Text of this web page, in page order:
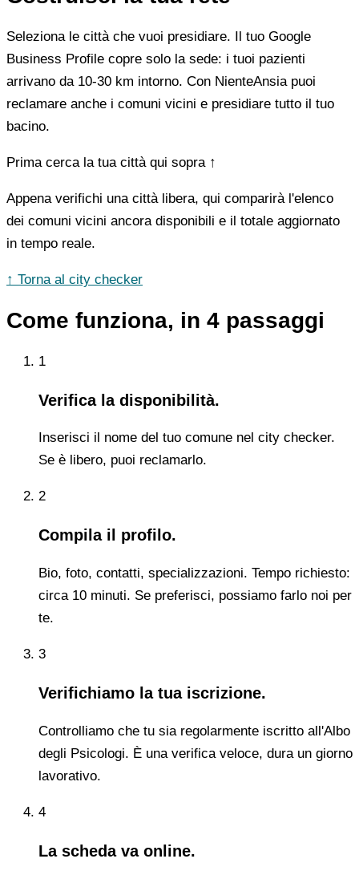
Seleziona le città che vuoi presidiare. Il tuo Google
Business Profile copre solo la sede: i tuoi pazienti
arrivano da 10-30 km intorno. Con NienteAnsia puoi
reclamare anche i comuni vicini e presidiare tutto il tuo
bacino.
Prima cerca la tua città qui sopra ↑
Appena verifichi una città libera, qui comparirà l'elenco
dei comuni vicini ancora disponibili e il totale aggiornato
in tempo reale.
↑ Torna al city checker
Come funziona, in 4 passaggi
1
Verifica la disponibilità.
Inserisci il nome del tuo comune nel city checker.
Se è libero, puoi reclamarlo.
2
Compila il profilo.
Bio, foto, contatti, specializzazioni. Tempo richiesto:
circa 10 minuti. Se preferisci, possiamo farlo noi per
te.
3
Verifichiamo la tua iscrizione.
Controlliamo che tu sia regolarmente iscritto all'Albo
degli Psicologi. È una verifica veloce, dura un giorno
lavorativo.
4
La scheda va online.